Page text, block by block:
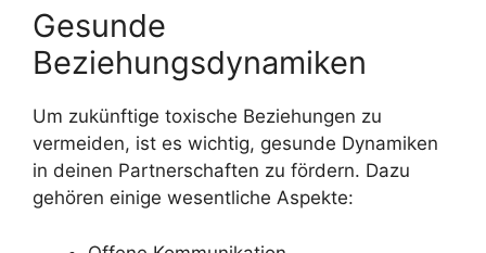
Gesunde
Beziehungsdynamiken
Um zukünftige toxische Beziehungen zu
vermeiden, ist es wichtig, gesunde Dynamiken
in deinen Partnerschaften zu fördern. Dazu
gehören einige wesentliche Aspekte: